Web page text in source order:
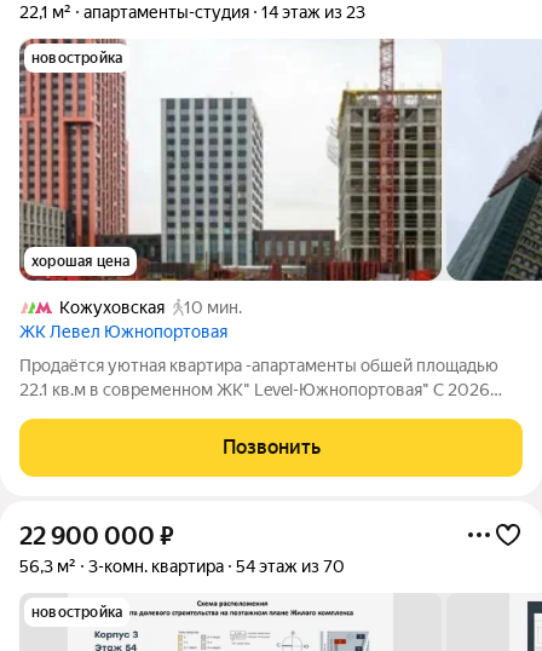
22,1 м² апартаменты-студия 14 этаж из 23
новостройка
хорошая цена
Кожуховская
10 мин.
ЖК Левел Южнопортовая
Продаётся уютная квартира -апартаменты обшей площадью
22.1 кв.м в современном ЖК" Level-Южнопортовая" С 2026
(Постановление 4-П от 3 февраля 2026г. Конституционного
суда России), вы сможете
Позвонить
22 900 000 ₽
56,3 м² 3-комн. квартира 54 этаж из 70
новостройка